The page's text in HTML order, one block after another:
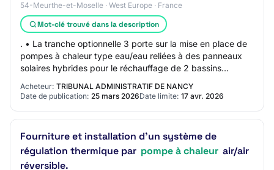
54-Meurthe-et-Moselle · West Europe · France
Mot-clé trouvé dans la description
. • La tranche optionnelle 3 porte sur la mise en place de
pompes à chaleur type eau/eau reliées à des panneaux
solaires hybrides pour le réchauffage de 2 bassins
Acheteur: TRIBUNAL ADMINISTRATIF DE NANCY
Date de publication: 25 mars 2026Date limite: 17 avr. 2026
Fourniture et installation d'un système de
régulation thermique par pompe à chaleur air/air
réversible.